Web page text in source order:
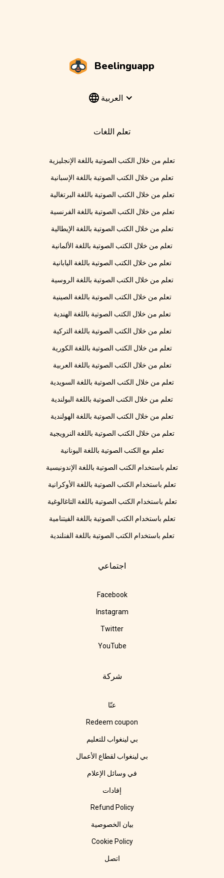
Beelinguapp
العربية
تعلم اللغات
تعلم من خلال الكتب الصوتية باللغة الإنجليزية
تعلم من خلال الكتب الصوتية باللغة الإسبانية
تعلم من خلال الكتب الصوتية باللغة البرتغالية
تعلم من خلال الكتب الصوتية باللغة الفرنسية
تعلم من خلال الكتب الصوتية باللغة الإيطالية
تعلم من خلال الكتب الصوتية باللغة الألمانية
تعلم من خلال الكتب الصوتية باللغة اليابانية
تعلم من خلال الكتب الصوتية باللغة الروسية
تعلم من خلال الكتب الصوتية باللغة الصينية
تعلم من خلال الكتب الصوتية باللغة الهندية
تعلم من خلال الكتب الصوتية باللغة التركية
تعلم من خلال الكتب الصوتية باللغة الكورية
تعلم من خلال الكتب الصوتية باللغة العربية
تعلم من خلال الكتب الصوتية باللغة السويدية
تعلم من خلال الكتب الصوتية باللغة البولندية
تعلم من خلال الكتب الصوتية باللغة الهولندية
تعلم من خلال الكتب الصوتية باللغة النرويجية
تعلم مع الكتب الصوتية باللغة اليونانية
تعلم باستخدام الكتب الصوتية باللغة الإندونيسية
تعلم باستخدام الكتب الصوتية باللغة الأوكرانية
تعلم باستخدام الكتب الصوتية باللغة التاغالوغية
تعلم باستخدام الكتب الصوتية باللغة الفيتنامية
تعلم باستخدام الكتب الصوتية باللغة الفنلندية
اجتماعي
Facebook
Instagram
Twitter
YouTube
شركة
عنّا
Redeem coupon
بي لينغواب للتعليم
بي لينغواب لقطاع الأعمال
في وسائل الإعلام
إفادات
Refund Policy
بيان الخصوصية
Cookie Policy
اتصل